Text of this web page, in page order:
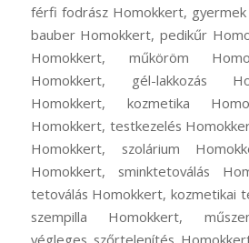
férfi fodrász Homokkert,
bauber Homokkert, pedikűr
Homokkert, műköröm
Homokkert, gél-lakkozás
Homokkert, kozmetika
Homokkert, testkezelés
Homokkert, szolárium
Homokkert, sminktetoválás
tetoválás Homokkert, kozmetikai
szempilla Homokkert,